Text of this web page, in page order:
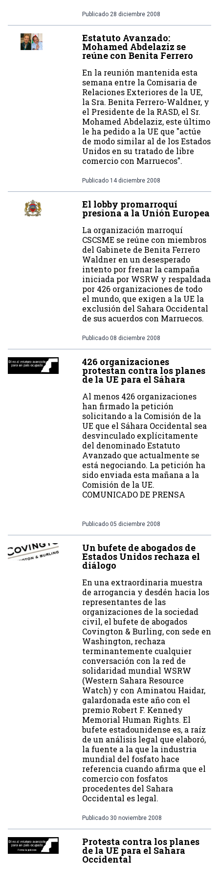
Publicado 28 diciembre 2008
Estatuto Avanzado:
Mohamed Abdelaziz se
reúne con Benita Ferrero
En la reunión mantenida esta
semana entre la Comisaria de
Relaciones Exteriores de la UE,
la Sra. Benita Ferrero-Waldner, y
el Presidente de la RASD, el Sr.
Mohamed Abdelaziz, este último
le ha pedido a la UE que "actúe
de modo similar al de los Estados
Unidos en su tratado de libre
comercio con Marruecos".
Publicado 14 diciembre 2008
El lobby promarroquí
presiona a la Unión Europea
La organización marroquí
CSCSME se reúne con miembros
del Gabinete de Benita Ferrero
Waldner en un desesperado
intento por frenar la campaña
iniciada por WSRW y respaldada
por 426 organizaciones de todo
el mundo, que exigen a la UE la
exclusión del Sahara Occidental
de sus acuerdos con Marruecos.
Publicado 08 diciembre 2008
426 organizaciones
protestan contra los planes
de la UE para el Sáhara
Al menos 426 organizaciones
han firmado la petición
solicitando a la Comisión de la
UE que el Sáhara Occidental sea
desvinculado explícitamente
del denominado Estatuto
Avanzado que actualmente se
está negociando. La petición ha
sido enviada esta mañana a la
Comisión de la UE.
COMUNICADO DE PRENSA
Publicado 05 diciembre 2008
Un bufete de abogados de
Estados Unidos rechaza el
diálogo
En una extraordinaria muestra
de arrogancia y desdén hacia los
representantes de las
organizaciones de la sociedad
civil, el bufete de abogados
Covington & Burling, con sede en
Washington, rechaza
terminantemente cualquier
conversación con la red de
solidaridad mundial WSRW
(Western Sahara Resource
Watch) y con Aminatou Haidar,
galardonada este año con el
premio Robert F. Kennedy
Memorial Human Rights. El
bufete estadounidense es, a raíz
de un análisis legal que elaboró,
la fuente a la que la industria
mundial del fosfato hace
referencia cuando afirma que el
comercio con fosfatos
procedentes del Sahara
Occidental es legal.
Publicado 30 noviembre 2008
Protesta contra los planes
de la UE para el Sahara
Occidental